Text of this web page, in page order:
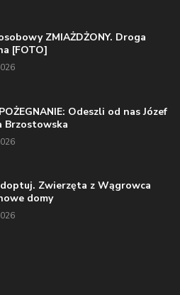
ZMIAŻDŻONY. Droga
[FOTO]
Odeszli od nas Józef
Brzostowska
Zwierzęta z Wągrowca
domy